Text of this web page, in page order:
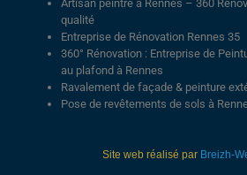
Artisan peintre à Rennes – 360
qualité
Entreprise de Rénovation Rennes 35
360° Rénovation : Entreprise de
au plafond à Rennes
Ravalement de façade & peinture
Pose de revêtements de sols à
Site web réalisé par Breizh-